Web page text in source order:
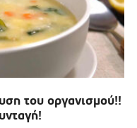
του οργανισμού!!